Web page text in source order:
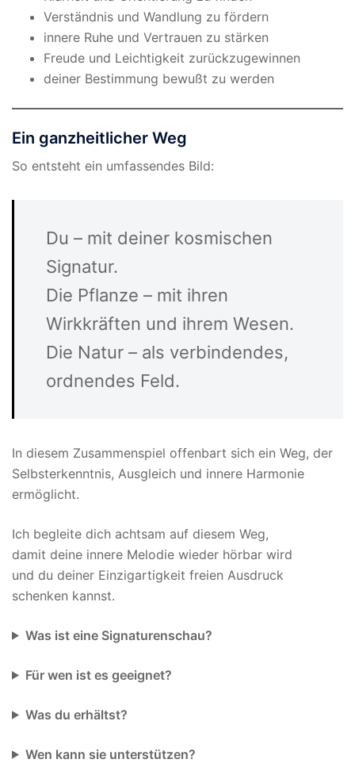
Verständnis und Wandlung zu fördern
innere Ruhe und Vertrauen zu stärken
Freude und Leichtigkeit zurückzugewinnen
deiner Bestimmung bewußt zu werden
Ein ganzheitlicher Weg
So entsteht ein umfassendes Bild:
Du – mit deiner kosmischen
Signatur.
Die Pflanze – mit ihren
Wirkkräften und ihrem Wesen.
Die Natur – als verbindendes,
ordnendes Feld.
In diesem Zusammenspiel offenbart sich ein Weg, der
Selbsterkenntnis, Ausgleich und innere Harmonie
ermöglicht.
Ich begleite dich achtsam auf diesem Weg,
damit deine innere Melodie wieder hörbar wird
und du deiner Einzigartigkeit freien Ausdruck
schenken kannst.
Was ist eine Signaturenschau?
Für wen ist es geeignet?
Was du erhältst?
Wen kann sie unterstützen?